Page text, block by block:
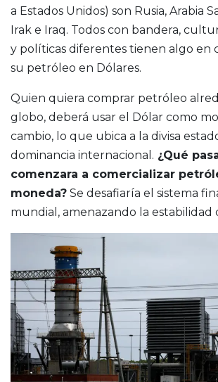
a Estados Unidos) son Rusia, Arabia
Irak e Iraq. Todos con bandera,
y políticas diferentes tienen algo en
su petróleo en Dólares.
Quien quiera comprar petróleo
globo, deberá usar el Dólar como
cambio, lo que ubica a la divisa
dominancia internacional. ¿Qué
comenzara a comercializar
moneda? Se desafiaría el sistema
mundial, amenazando la estabilidad